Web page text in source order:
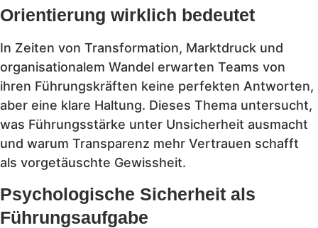
Orientierung wirklich bedeutet
In Zeiten von Transformation, Marktdruck und
organisationalem Wandel erwarten Teams von
ihren Führungskräften keine perfekten Antworten,
aber eine klare Haltung. Dieses Thema untersucht,
was Führungsstärke unter Unsicherheit ausmacht
und warum Transparenz mehr Vertrauen schafft
als vorgetäuschte Gewissheit.
Psychologische Sicherheit als
Führungsaufgabe